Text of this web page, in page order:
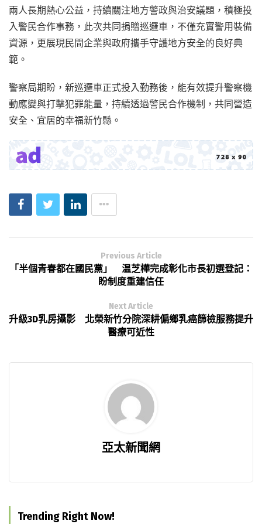
兩人長期熱心公益，持續關注地方警政與治安議題，積極投
入警民合作事務，此次共同捐贈巡邏車，不僅充實警用裝備
資源，更展現民間企業與政府攜手守護地方安全的良好典
範。
警察局期盼，新巡邏車正式投入勤務後，能有效提升警察機
動應變與打擊犯罪能量，持續透過警民合作機制，共同營造
安全、宜居的幸福新竹縣。
Previous Article
「半個青春都在國民黨」 温芝樺完成彰化市長初選登記：
盼制度重建信任
Next Article
升級3D乳房攝影 北榮新竹分院深耕偏鄉乳癌篩檢服務提升
醫療可近性
亞太新聞網
Trending Right Now!